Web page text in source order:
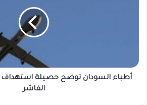
الفاشر
أطباء السودان توضح حصيلة
الفاشر